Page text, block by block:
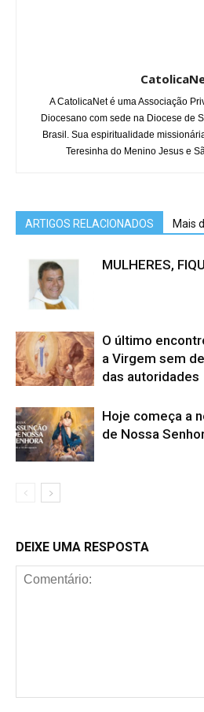
A CatolicaNet é uma Associação
Diocesano com sede na Diocese de
Brasil. Sua espiritualidade
Teresinha do Menino Jesus e
ARTIGOS RELACIONADOS Mais
MULHERES,
O último
a Virgem sem
das autoridades
Hoje começa a
de Nossa
DEIXE UMA RESPOSTA